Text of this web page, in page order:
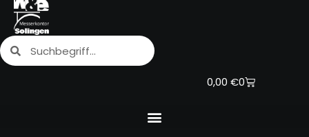
Zum
Inhalt
springen
SucheSuche
0,00 €0
Warenkorb